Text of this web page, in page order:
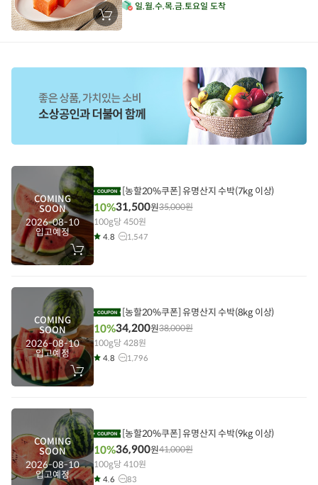
장
바
일 월 수 목 금 토요일 도착
COMING
SOON
2026-08-10
입고예정
장
바
에
담
기
[농할20%쿠폰] 유명산지 수박(7kg 이상)
10%31,500원35,000원
100g당 450원
4.8 1,547
COMING
SOON
2026-08-10
입고예정
장
바
에
담
기
[농할20%쿠폰] 유명산지 수박(8kg 이상)
10%34,200원38,000원
100g당 428원
4.8 1,796
COMING
SOON
2026-08-10
입고예정
[농할20%쿠폰] 유명산지 수박(9kg 이상)
10%36,900원41,000원
100g당 410원
4.6 83